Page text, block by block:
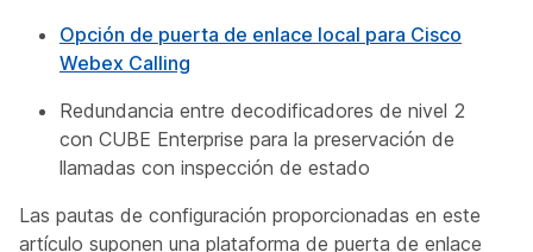
Opción de puerta de enlace local para Cisco
Webex Calling
Redundancia entre decodificadores de nivel 2
con CUBE Enterprise para la preservación de
llamadas con inspección de estado
Las pautas de configuración proporcionadas en este
artículo suponen una plataforma de puerta de enlace